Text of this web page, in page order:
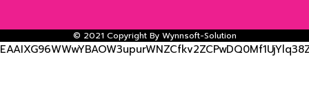
© 2021 Copyright By Wynnsoft-Solution